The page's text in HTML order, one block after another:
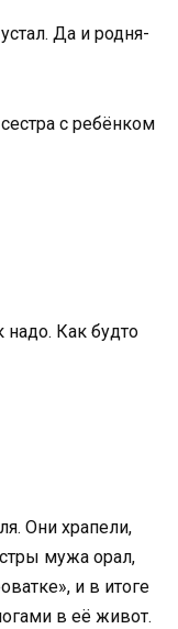
Да и родня-
с ребёнком
надо. Как будто
Они храпели,
мужа орал,
и в итоге
в её живот.